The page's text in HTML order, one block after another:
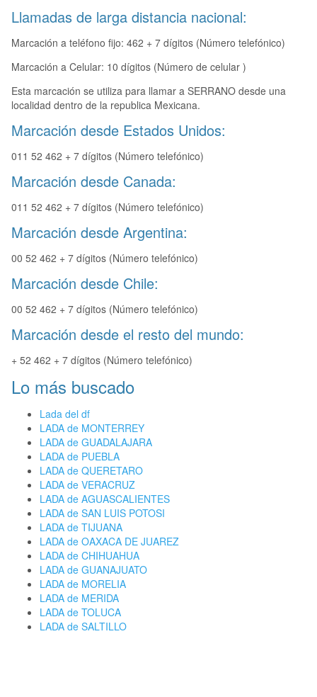
Llamadas de larga distancia nacional:
Marcación a teléfono fijo: 462 + 7 dígitos (Número telefónico)
Marcación a Celular: 10 dígitos (Número de celular )
Esta marcación se utiliza para llamar a SERRANO desde una
localidad dentro de la republica Mexicana.
Marcación desde Estados Unidos:
011 52 462 + 7 dígitos (Número telefónico)
Marcación desde Canada:
011 52 462 + 7 dígitos (Número telefónico)
Marcación desde Argentina:
00 52 462 + 7 dígitos (Número telefónico)
Marcación desde Chile:
00 52 462 + 7 dígitos (Número telefónico)
Marcación desde el resto del mundo:
+ 52 462 + 7 dígitos (Número telefónico)
Lo más buscado
Lada del df
LADA de MONTERREY
LADA de GUADALAJARA
LADA de PUEBLA
LADA de QUERETARO
LADA de VERACRUZ
LADA de AGUASCALIENTES
LADA de SAN LUIS POTOSI
LADA de TIJUANA
LADA de OAXACA DE JUAREZ
LADA de CHIHUAHUA
LADA de GUANAJUATO
LADA de MORELIA
LADA de MERIDA
LADA de TOLUCA
LADA de SALTILLO